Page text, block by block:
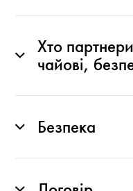
Хто
чайові,
Безпека